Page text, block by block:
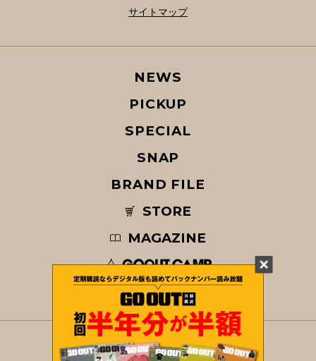
サイトマップ
© COPYRIGHT 2026 GO OUT / SAN-EI CORPORATION Co.,Ltd.
NEWS
PICKUP
SPECIAL
SNAP
BRAND FILE
STORE
MAGAZINE